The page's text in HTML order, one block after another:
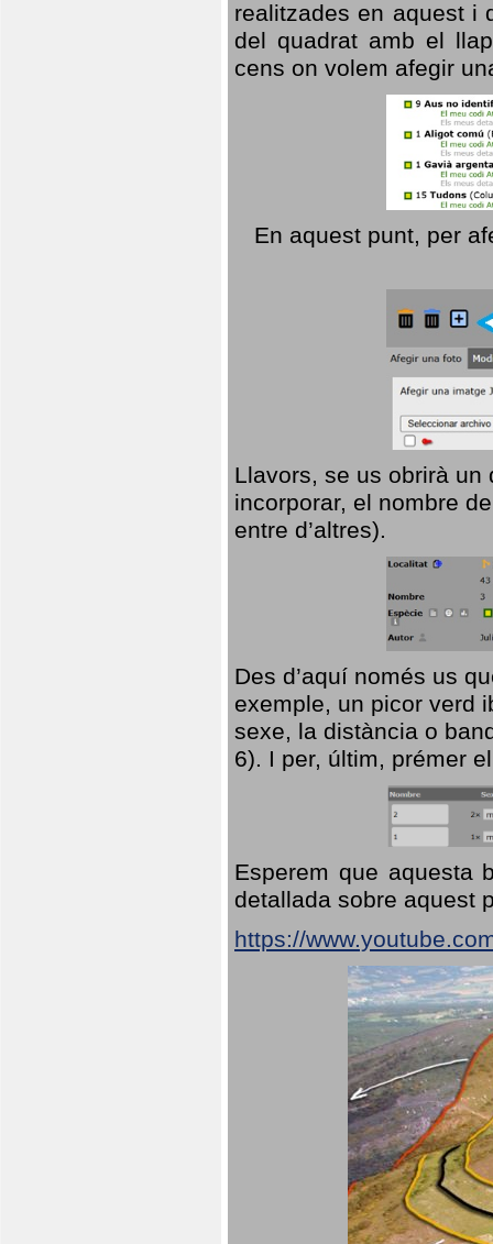
realitzades en aquest i
del quadrat amb el
cens on volem afegir
En aquest punt, per
Llavors, se us obrirà
incorporar, el nombre
entre d’altres).
Des d’aquí només us
exemple, un picor verd
sexe, la distància o
6). I per, últim, prémer
Esperem que aquesta
detallada sobre aquest
https://